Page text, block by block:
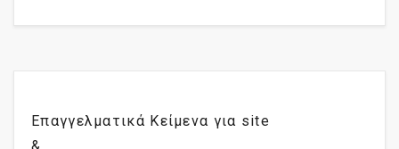
Επαγγελματικά Κείμενα για site